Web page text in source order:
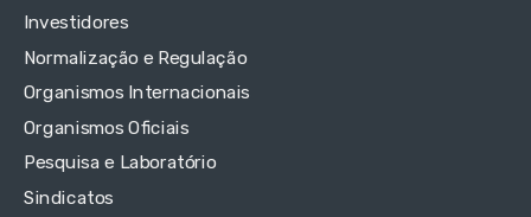
Investidores
Normalização e Regulação
Organismos Internacionais
Organismos Oficiais
Pesquisa e Laboratório
Sindicatos